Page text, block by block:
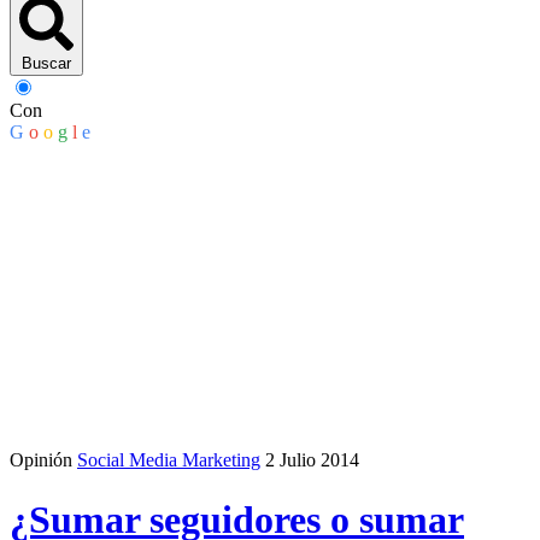
Buscar
Con
G o o g l e
Opinión Social Media Marketing 2 Julio 2014
¿Sumar seguidores o sumar